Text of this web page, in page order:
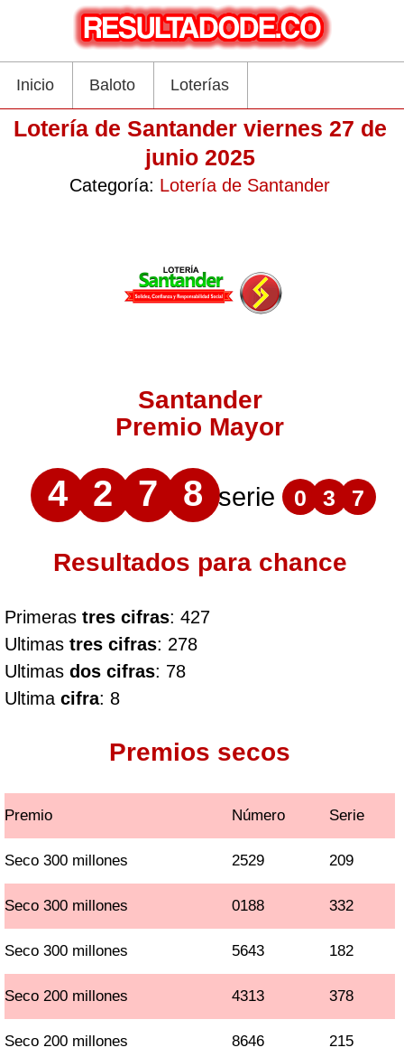
Inicio Baloto Loterías
Lotería de Santander viernes 27 de
junio 2025
Categoría: Lotería de Santander
Santander
Premio Mayor
4 2 7 8 serie 0 3 7
Resultados para chance
Primeras tres cifras: 427
Ultimas tres cifras: 278
Ultimas dos cifras: 78
Ultima cifra: 8
Premios secos
Premio Número Serie
Seco 300 millones 2529 209
Seco 300 millones 0188 332
Seco 300 millones 5643 182
Seco 200 millones 4313 378
Seco 200 millones 8646 215